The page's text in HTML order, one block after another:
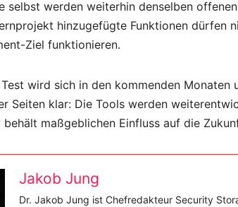
selbst werden weiterhin denselben
hinzugefügte Funktionen dürfen
Ziel funktionieren.
wird sich in den kommenden
Seiten klar: Die Tools werden
maßgeblichen Einfluss auf die
Jakob Jung
Dr. Jakob Jung ist Chefredakteur Security